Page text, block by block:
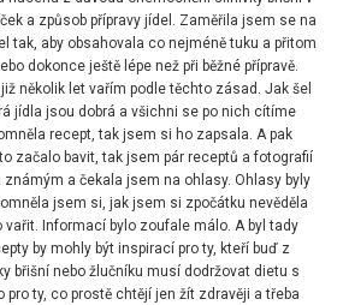
a způsob přípravy jídel. Zaměřila jsem se na
tak, aby obsahovala co nejméně tuku a přitom
dokonce ještě lépe než při běžné přípravě.
několik let vařím podle těchto zásad. Jak šel
jídla jsou dobrá a všichni se po nich cítíme
recept, tak jsem si ho zapsala. A pak
začalo bavit, tak jsem pár receptů a fotografií
a čekala jsem na ohlasy. Ohlasy byly
jsem si, jak jsem si zpočátku nevěděla
vařit. Informací bylo zoufale málo. A byl tady
by mohly být inspirací pro ty, kteří buď z
břišní nebo žlučníku musí dodržovat dietu s
ty, co prostě chtějí jen žít zdravěji a třeba